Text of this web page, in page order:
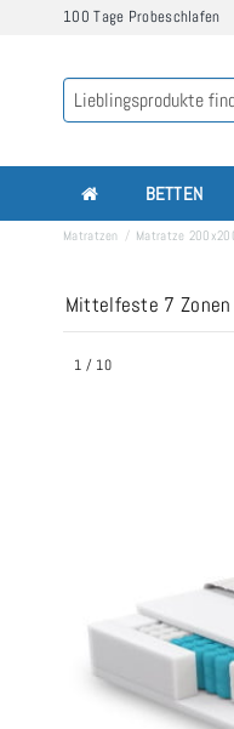
100 Tage Probeschlafen
BETTEN
Matratzen Matratze
Mittelfeste 7 Zonen
1 / 10